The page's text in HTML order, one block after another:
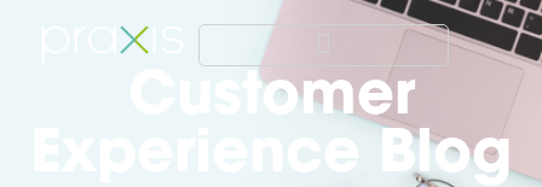
Customer
Experience Blog